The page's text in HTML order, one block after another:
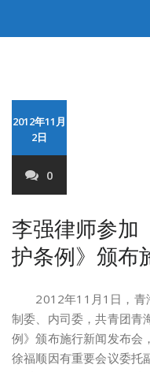
2012年11月
2日
0
李强律师参加
护条例》颁布
2012年11月1日，青
制委、内司委，共青团青
例》颁布施行新闻发布会
徐福顺因有重要会议委托